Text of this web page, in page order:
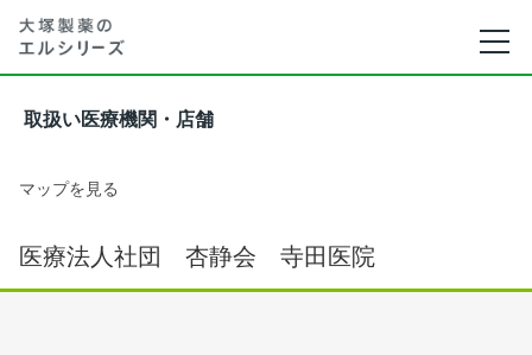
取扱い医療機関・店舗
マップを見る
医療法人社団 杏静会 寺田医院